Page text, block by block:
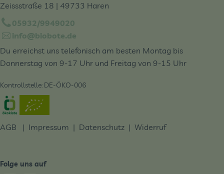
Zeissstraße 18 | 49733 Haren
05932/9949020
info@biobote.de
Du erreichst uns telefonisch am besten Montag bis
Donnerstag von 9-17 Uhr und Freitag von 9-15 Uhr
Kontrollstelle: DE-ÖKO-006
Externer Link zu https://www.oekokiste.de/
AGB | Impressum | Datenschutz | Widerruf
Folge uns auf